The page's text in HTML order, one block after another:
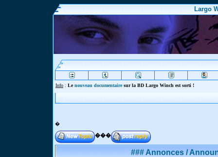
Largo
Info : Lenouveau documentairesur la BD Largo Winch est sorti !
�
���
### Annonces /